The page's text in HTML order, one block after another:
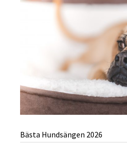
Bästa Hundsängen 2026